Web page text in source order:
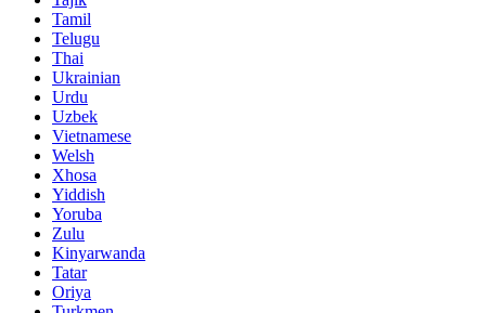
Tamil
Telugu
Thai
Ukrainian
Urdu
Uzbek
Vietnamese
Welsh
Xhosa
Yiddish
Yoruba
Zulu
Kinyarwanda
Tatar
Oriya